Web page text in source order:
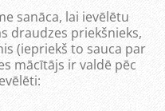
sanāca, lai ievēlētu
draudzes priekšnieks,
(iepriekš to sauca par
mācītājs ir valdē pēc